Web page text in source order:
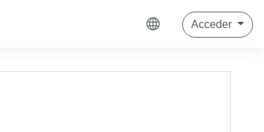
Acceder